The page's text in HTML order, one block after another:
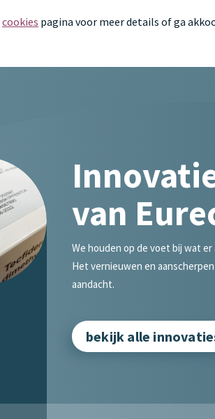
van
We houden op de voet bij wat
Het vernieuwen en
aandacht.
bekijk alle
cookies pagina voor meer details of ga